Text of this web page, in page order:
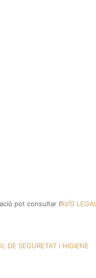
pot consultar l’AVÍS LEGAL
DE SEGURETAT I HIGIENE